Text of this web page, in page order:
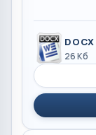
DOCX
26 Кб